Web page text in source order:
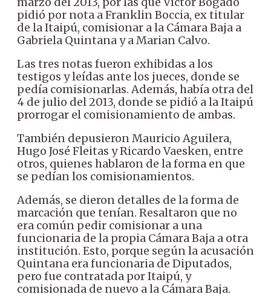
pidió por nota a Franklin Boccia, ex titular
de la Itaipú, comisionar a la Cámara Baja a
Gabriela Quintana y a Marian Calvo.
Las tres notas fueron exhibidas a los
testigos y leídas ante los jueces, donde se
pedía comisionarlas. Además, había otra del
4 de julio del 2013, donde se pidió a la Itaipú
prorrogar el comisionamiento de ambas.
También depusieron Mauricio Aguilera,
Hugo José Fleitas y Ricardo Vaesken, entre
otros, quienes hablaron de la forma en que
se pedían los comisionamientos.
Además, se dieron detalles de la forma de
marcación que tenían. Resaltaron que no
era común pedir comisionar a una
funcionaria de la propia Cámara Baja a otra
institución. Esto, porque según la acusación
Quintana era funcionaria de Diputados,
pero fue contratada por Itaipú, y
comisionada de nuevo a la Cámara Baja.